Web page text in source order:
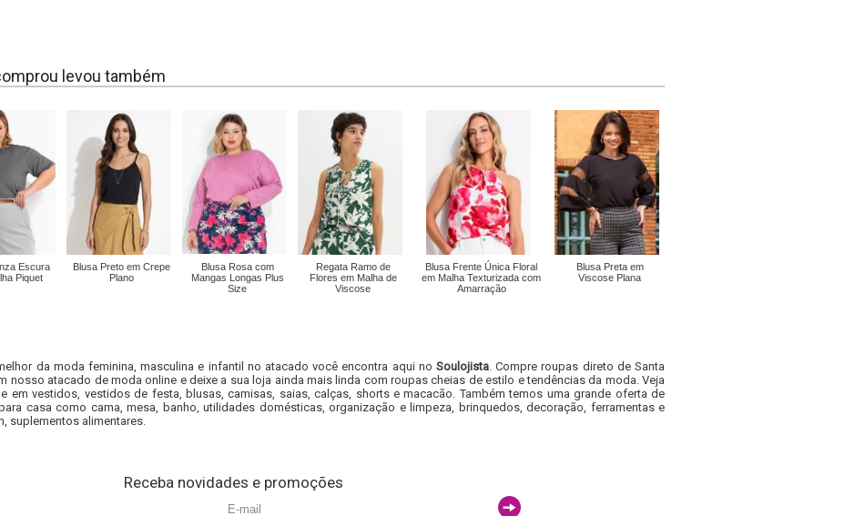
levou também
Escura
Piquet
Blusa Preto em Crepe
Plano
Blusa Rosa com
Mangas Longas Plus
Size
Regata Ramo de
Flores em Malha de
Viscose
Blusa Frente Única Floral
em Malha Texturizada com
Amarração
Blusa Preta em
Viscose Plana
da moda feminina, masculina e infantil no atacado você encontra aqui no Soulojista. Compre roupas direto de Santa
nosso atacado de moda online e deixe a sua loja ainda mais linda com roupas cheias de estilo e tendências da moda. Veja
em vestidos, vestidos de festa, blusas, camisas, saias, calças, shorts e macacão. Também temos uma grande oferta de
casa como cama, mesa, banho, utilidades domésticas, organização e limpeza, brinquedos, decoração, ferramentas e
suplementos alimentares.
Receba novidades e promoções